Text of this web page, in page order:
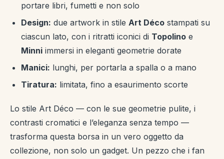
portare libri, fumetti e non solo
Design: due artwork in stile Art Déco stampati su
ciascun lato, con i ritratti iconici di Topolino e
Minni immersi in eleganti geometrie dorate
Manici: lunghi, per portarla a spalla o a mano
Tiratura: limitata, fino a esaurimento scorte
Lo stile Art Déco — con le sue geometrie pulite, i
contrasti cromatici e l’eleganza senza tempo —
trasforma questa borsa in un vero oggetto da
collezione, non solo un gadget. Un pezzo che i fan